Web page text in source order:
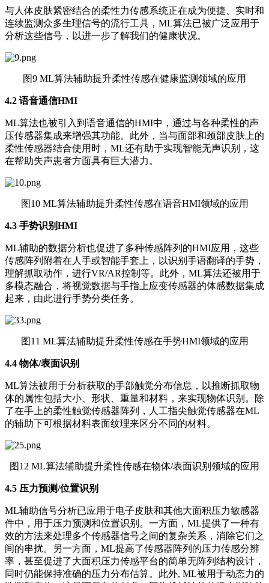
与人体皮肤紧密结合的柔性力传感系统正在成为便捷、实时和
连续监测众多生理信号的流行工具，ML算法已被广泛应用于
分析这些信号，以进一步了解我们的健康状况。
图9 ML算法辅助提升柔性传感在健康监测领域的应用
4.2 语音通信HMI
ML算法也被引入到语音通信的HMI中，通过与各种柔性的声
压传感器集成来增强其功能。此外，当与面部和颈部皮肤上的
柔性传感器结合使用时，ML还有助于实现智能无声识别，这
在帮助失声患者方面具有巨大潜力。
图10 ML算法辅助提升柔性传感在语音HMI领域的应用
4.3 手势识别HMI
ML辅助的数据分析也促进了多种传感阵列的HMI应用，这些
传感阵列附着在人手或智能手套上，以识别手语翻译的手势，
理解抓取动作，进行VR/AR控制等。此外，ML算法还被用于
多模态融合，将视觉数据与手指上应变传感器的体感数据集成
起来，由此进行手势分类任务。
图11 ML算法辅助提升柔性传感在手势HMI领域的应用
4.4 物体/表面识别
ML算法被用于分析获取的手部触觉分布信息，以推断抓取物
体的属性包括大小、形状、重量和材料，来实现物体识别。除
了在手上的柔性触觉传感器阵列，人工指尖触觉传感器在ML
的辅助下可根据材料表面纹理来区分不同的材料。
图12 ML算法辅助提升柔性传感在物体/表面识别领域的应用
4.5 压力预测/位置识别
ML辅助信号分析已应用于电子皮肤和其他大面积压力敏感器
件中，用于压力预测和位置识别。一方面，ML提供了一种有
效的方法来处理多个传感器信号之间的复杂关系，消除它们之
间的串扰。另一方面，ML提高了传感器阵列的压力传感分辨
率，甚至促进了大面积压力传感平台的简单无阵列结构设计，
同时仍能保持准确的压力分布估算。此外, ML被用于动态力的